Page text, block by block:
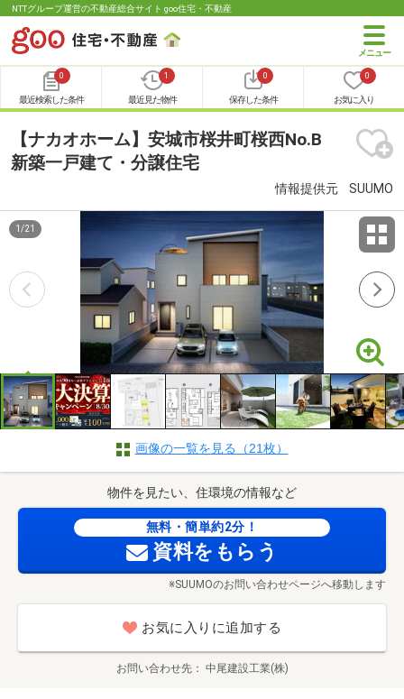
NTTグループ運営の不動産総合サイト goo住宅・不動産
0
最近検索した条件
1
最近見た物件
0
保存した条件
0
お気に入り
【ナカオホーム】安城市桜井町桜西No.B
新築一戸建て・分譲住宅
情報提供元 SUUMO
1 /21
画像の一覧を見る（21枚）
物件を見たい、住環境の情報など
無料・簡単約2分！
資料をもらう
※SUUMOのお問い合わせページへ移動します
お気に入りに追加する
お問い合わせ先 中尾建設工業(株)